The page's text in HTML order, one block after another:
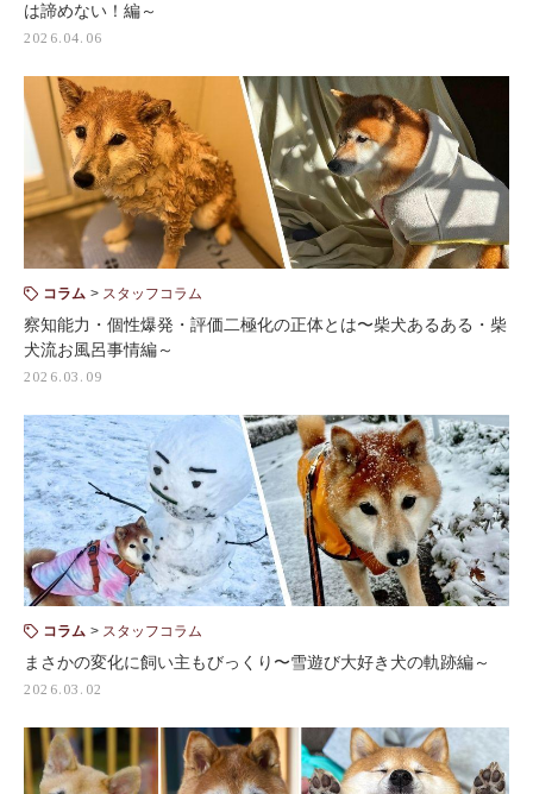
は諦めない！編～
2026.04.06
コラム スタッフコラム
察知能力・個性爆発・評価二極化の正体とは〜柴犬あるある・柴
犬流お風呂事情編～
2026.03.09
コラム スタッフコラム
まさかの変化に飼い主もびっくり〜雪遊び大好き犬の軌跡編～
2026.03.02